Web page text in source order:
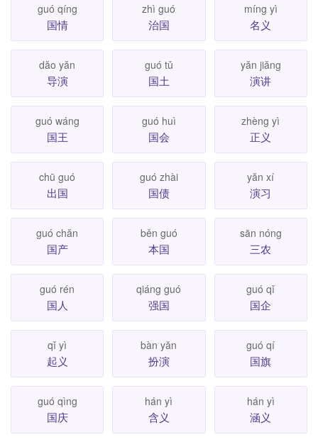
guó qíng
国情
zhì guó
治国
míng yì
名义
dăo yăn
导演
guó tǔ
国土
yăn jiăng
演讲
guó wáng
国王
guó huì
国会
zhèng yì
正义
chū guó
出国
guó zhài
国债
yăn xí
演习
guó chăn
国产
běn guó
本国
sān nóng
三农
guó rén
国人
qiáng guó
强国
guó qǐ
国企
qǐ yì
起义
bàn yăn
扮演
guó qí
国旗
guó qìng
国庆
hán yì
含义
hán yì
涵义